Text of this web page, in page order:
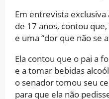
Em entrevista exclusiva
de 17 anos, contou
e uma “dor que não se
Ela contou que o pai a
e a tomar bebidas
o senador tomou seu
para que ela não